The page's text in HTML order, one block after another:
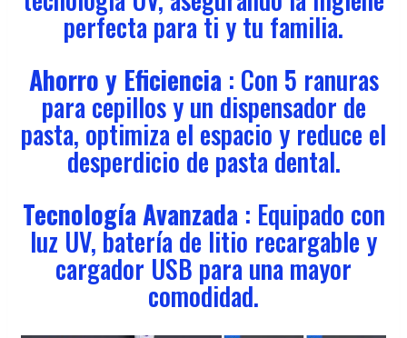
perfecta para ti y tu familia.
Ahorro y Eficiencia : Con 5 ranuras
para cepillos y un dispensador de
pasta, optimiza el espacio y reduce el
desperdicio de pasta dental.
Tecnología Avanzada : Equipado con
luz UV, batería de litio recargable y
cargador USB para una mayor
comodidad.